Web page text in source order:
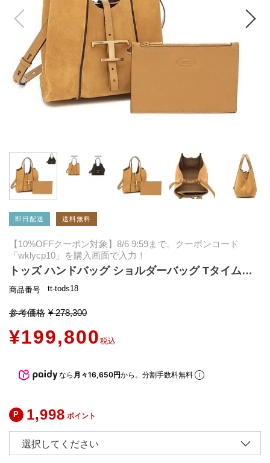
即日配送 送料無料
【10%OFFクーポン対象】8/6 9:59まで。クーポンコード
「wklycp10」を購入画面で入力！
トッズ ハンドバッグ ショルダーバッグ Tタイムレス スエード ショッピングバッグ ミニサイズ 2WAY レディース TODS XBWTSBA9100 P3A T TIMELESS
商品番号 tt-tods18
参考価格 ¥ 278,300
¥199,800 税込
なら 月々16,650円から。分割手数料無料
1,998 ポイント